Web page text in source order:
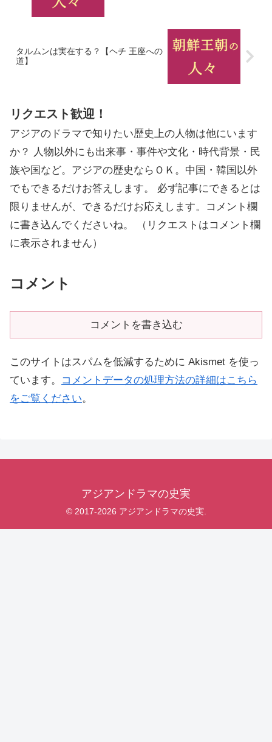
タルムンは実在する？【ヘチ 王座への
道】
リクエスト歓迎！
アジアのドラマで知りたい歴史上の人物は他にいます
か？ 人物以外にも出来事・事件や文化・時代背景・民
族や国など。アジアの歴史ならＯＫ。中国・韓国以外
でもできるだけお答えします。 必ず記事にできるとは
限りませんが、できるだけお応えします。コメント欄
に書き込んでくださいね。 （リクエストはコメント欄
に表示されません）
コメント
コメントを書き込む
このサイトはスパムを低減するために Akismet を使っ
ています。
コメントデータの処理方法の詳細はこちら
をご覧ください。
アジアンドラマの史実
© 2017-2026 アジアンドラマの史実.